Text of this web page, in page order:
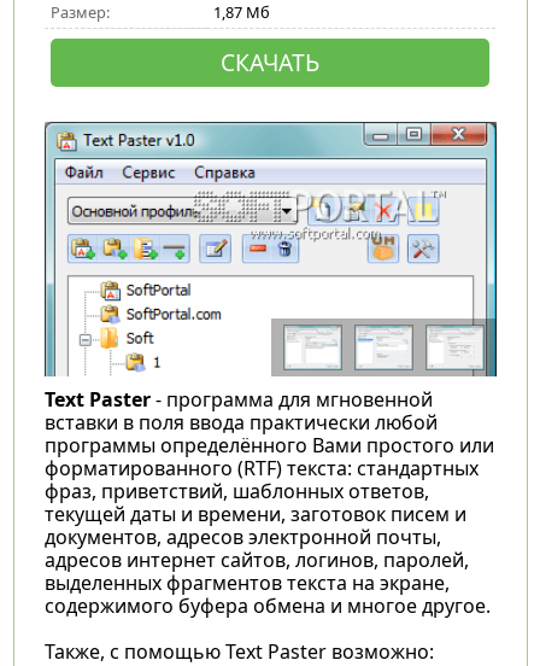
Размер: 1,87 Мб
СКАЧАТЬ
Text Paster- программа для мгновенной
вставки в поля ввода практически любой
программы определённого Вами простого или
форматированного (RTF) текста: стандартных
фраз, приветствий, шаблонных ответов,
текущей даты и времени, заготовок писем и
документов, адресов электронной почты,
адресов интернет сайтов, логинов, паролей,
выделенных фрагментов текста на экране,
содержимого буфера обмена и многое другое.
Также, с помощью Text Paster возможно: